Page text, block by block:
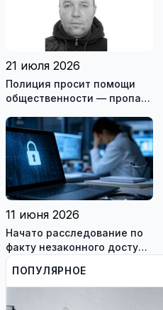
21 июля 2026
Полиция просит помощи
общественности — пропал
района
11 июня 2026
Начато расследование по
факту незаконного доступа
к информационным
системам медиков
ПОПУЛЯРНОЕ